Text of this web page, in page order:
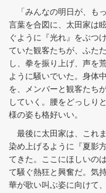
「みんなの明日が、も
言葉を合図に、太田家は
ぐように『光れ』をぶつ
ていた観客たちが、ふた
し、拳を振り上げ、声を
ように騒いでいた。身体
を、メンバーと観客たち
していく。腰をどっしり
様の姿も格好いい。
最後に太田家は、これ
染め上げるように『夏影
てきた。ここにほしいの
て騒ぐ熱狂と興奮だ。気
華が歌い叫ぶ姿に向けて